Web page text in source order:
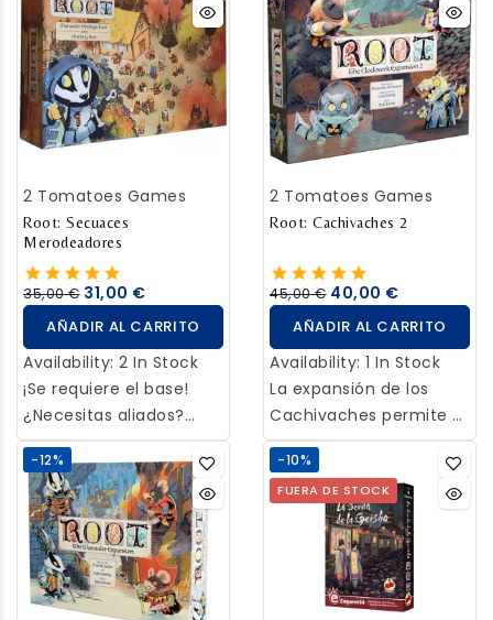
Subterráneos”, que
añade dos nuevas
facciones y un nuevo
tablero.
asimétrico definitivo, en
el que de 2 a 4
intrépidos jugadores se
enfrentan por el
dominio de un bosque
poblado por simpáticas
2 Tomatoes Games
Root: Secuaces
Merodeadores
35,00 € 31,00 €
AÑADIR AL CARRITO
Availability: 2 In Stock
¡Se requiere el base!
¿Necesitas aliados?
¡Aquí los tienes,
ardientes y feroces!
Descubre estrategias
únicas y haz del Bosque
un lugar más salvaje
añadiendo a los
secuaces. Mejor con
2 Tomatoes Games
Root: Cachivaches 2
45,00 € 40,00 €
AÑADIR AL CARRITO
Availability: 1 In Stock
La expansión de los
Cachivaches permite a
los jugadores medir sus
fuerzas contra cuatro
temibles facciones
automatizadas. Añadid
un jugador para
redondear una partida
con pocos jugadores, ¡o
-12% -10%
FUERA DE STOCK